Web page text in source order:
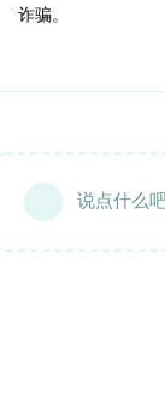
诈骗。
说点什么